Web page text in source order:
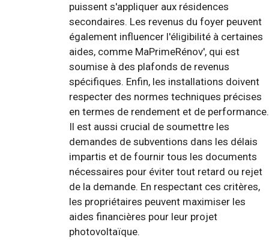
puissent s'appliquer aux résidences
secondaires. Les revenus du foyer peuvent
également influencer l'éligibilité à certaines
aides, comme MaPrimeRénov', qui est
soumise à des plafonds de revenus
spécifiques. Enfin, les installations doivent
respecter des normes techniques précises
en termes de rendement et de performance.
Il est aussi crucial de soumettre les
demandes de subventions dans les délais
impartis et de fournir tous les documents
nécessaires pour éviter tout retard ou rejet
de la demande. En respectant ces critères,
les propriétaires peuvent maximiser les
aides financières pour leur projet
photovoltaïque.